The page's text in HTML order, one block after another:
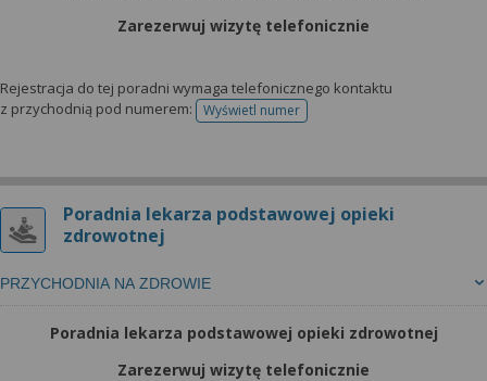
Zarezerwuj wizytę telefonicznie
Rejestracja do tej poradni wymaga telefonicznego kontaktu
z przychodnią pod numerem:
Wyświetl numertelefonu do rejestracji
Poradnia lekarza podstawowej opieki
zdrowotnej
PRZYCHODNIA NA ZDROWIE
Poradnia lekarza podstawowej opieki zdrowotnej
Zarezerwuj wizytę telefonicznie